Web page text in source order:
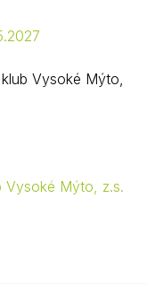
Vysoké Mýto,
Vysoké Mýto, z.s.